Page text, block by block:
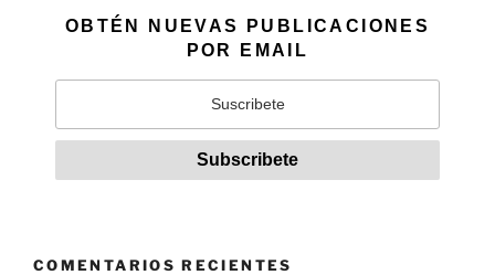
OBTÉN NUEVAS PUBLICACIONES
POR EMAIL
COMENTARIOS RECIENTES